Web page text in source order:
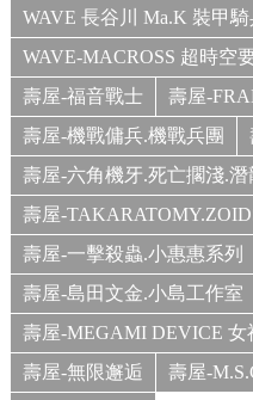
WAVE 長谷川 Ma.K 裝甲
WAVE-MACROSS 超時空
壽屋-福音戰士
壽屋-
壽屋-機戰傭兵.機戰兵團
壽屋-六角機牙.死亡擱淺.
壽屋-
壽屋-一擊殺蟲.小惠惠系列
壽屋-島田文金.小島工作室
壽屋-MEGAMI DEVICE 女
壽屋-無限邂逅
壽屋-